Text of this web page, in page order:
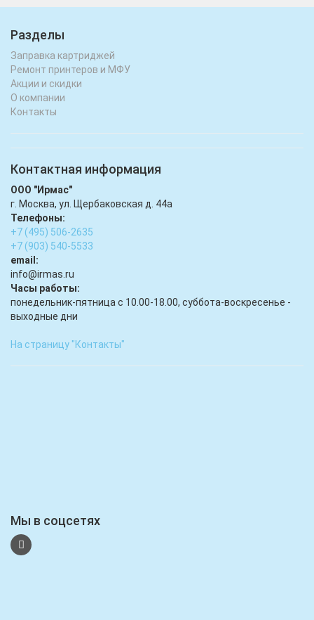
Разделы
Заправка картриджей
Ремонт принтеров и МФУ
Акции и скидки
О компании
Контакты
Контактная информация
ООО "Ирмас"
г. Москва, ул. Щербаковская д. 44а
Телефоны:
+7 (495) 506-2635
+7 (903) 540-5533
email:
infо@irmas.ru
Часы работы:
понедельник-пятница с 10.00-18.00, суббота-воскресенье -
выходные дни
На страницу "Контакты"
Мы в соцсетях